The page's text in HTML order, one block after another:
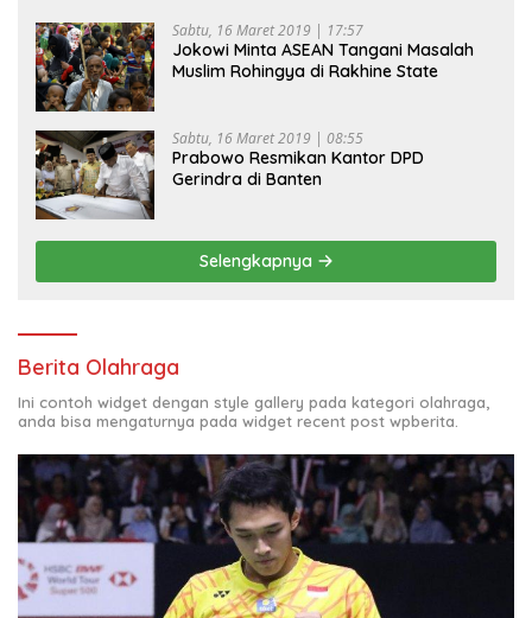
Sabtu, 16 Maret 2019 | 17:57
Jokowi Minta ASEAN Tangani Masalah
Muslim Rohingya di Rakhine State
Sabtu, 16 Maret 2019 | 08:55
Prabowo Resmikan Kantor DPD
Gerindra di Banten
Selengkapnya
Berita Olahraga
Ini contoh widget dengan style gallery pada kategori olahraga,
anda bisa mengaturnya pada widget recent post wpberita.